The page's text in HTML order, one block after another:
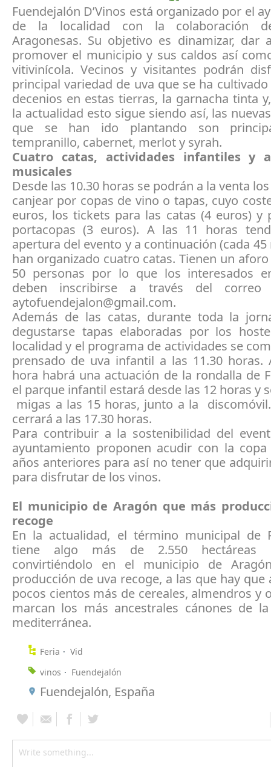
Fuendejalón D’Vinos está organizado por el
de la localidad con la colaboración
Aragonesas. Su objetivo es dinamizar, dar
promover el municipio y sus caldos así
vitivinícola. Vecinos y visitantes podrán
principal variedad de uva que se ha
decenios en estas tierras, la garnacha tinta
la actualidad esto sigue siendo así, las
que se han ido plantando son
tempranillo, cabernet, merlot y syrah.
Cuatro catas, actividades infantiles y
musicales
Desde las 10.30 horas se podrán a la venta
canjear por copas de vino o tapas, cuyo
euros, los tickets para las catas (4 euros) y
portacopas (3 euros). A las 11 horas
apertura del evento y a continuación (cada
han organizado cuatro catas. Tienen un
50 personas por lo que los interesados
deben inscribirse a través del correo
aytofuendejalon@gmail.com.
Además de las catas, durante toda la
degustarse tapas elaboradas por los
localidad y el programa de actividades se
prensado de uva infantil a las 11.30 horas.
hora habrá una actuación de la rondalla de
el parque infantil estará desde las 12 horas y
migas a las 15 horas, junto a la
cerrará a las 17.30 horas.
Para contribuir a la sostenibilidad del
ayuntamiento proponen acudir con la
años anteriores para así no tener que
para disfrutar de los vinos.
El municipio de Aragón que más
recoge
En la actualidad, el término municipal de
tiene algo más de 2.550 hectáreas
convirtiéndolo en el municipio de
producción de uva recoge, a las que hay que
pocos cientos más de cereales, almendros y
marcan los más ancestrales cánones de
mediterránea.
Feria
Vid
vinos
Fuendejalón
Fuendejalón, España